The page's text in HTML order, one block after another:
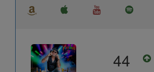
44